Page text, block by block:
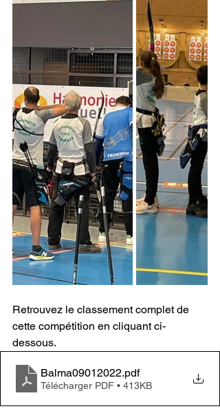
Retrouvez le classement complet de
cette compétition en cliquant ci-
dessous.
Balma09012022.pdf
Télécharger PDF • 413KB